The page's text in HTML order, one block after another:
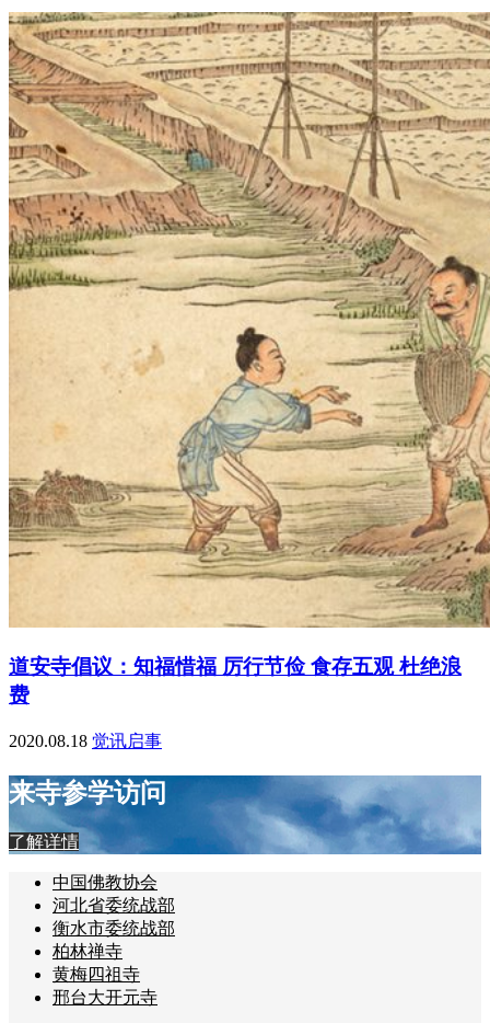
道安寺倡议：知福惜福 厉行节俭 食存五观 杜绝浪
费
2020.08.18 觉讯启事
来寺参学访问
了解详情
中国佛教协会
河北省委统战部
衡水市委统战部
柏林禅寺
黄梅四祖寺
邢台大开元寺